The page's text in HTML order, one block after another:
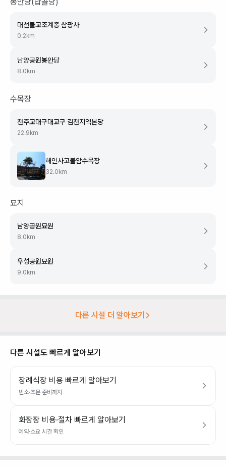
대선불교조계종 삼광사
0.2 km
남양공원봉안당
8.0 km
수목장
천주교대구대교구 김천지역본당
22.9 km
해인사고불암수목장
32.0 km
묘지
남양공원묘원
8.0 km
우성공원묘원
9.0 km
다른 시설 더 알아보기
다른 시설도 빠르게 알아보기
장례식장 비용 빠르게 알아보기
빈소·조문 준비까지
화장장 비용·절차 빠르게 알아보기
예약·소요 시간 확인